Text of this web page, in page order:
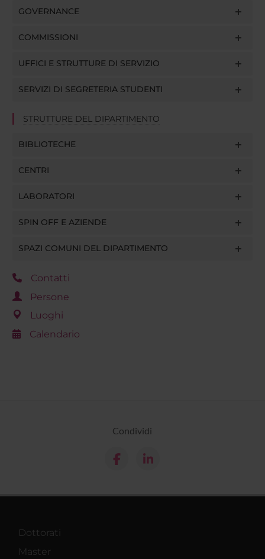
GOVERNANCE
COMMISSIONI
UFFICI E STRUTTURE DI SERVIZIO
SERVIZI DI SEGRETERIA STUDENTI
STRUTTURE DEL DIPARTIMENTO
BIBLIOTECHE
CENTRI
LABORATORI
SPIN OFF E AZIENDE
SPAZI COMUNI DEL DIPARTIMENTO
Contatti
Persone
Luoghi
Calendario
Condividi
Dottorati
Master